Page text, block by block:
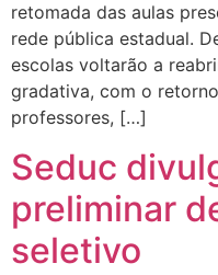
retomada das aulas
rede pública estadual.
escolas voltarão a
gradativa, com o
professores, […]
Seduc
preliminar
seletivo